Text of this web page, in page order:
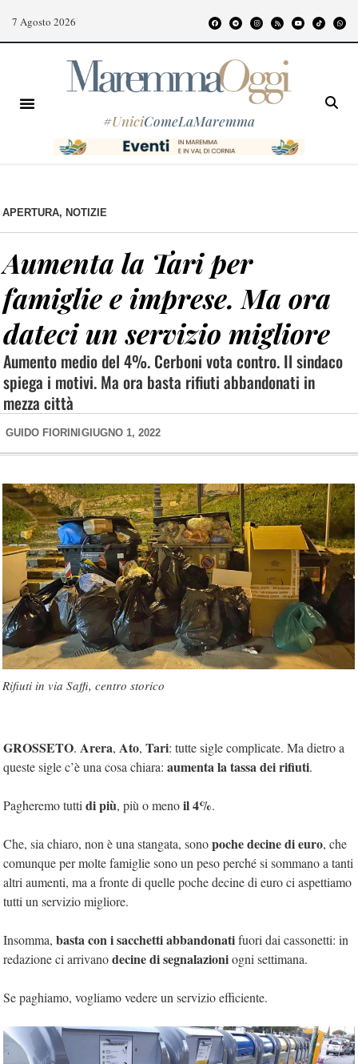
7 Agosto 2026
#UniciComeLaMaremma
APERTURA, NOTIZIE
Aumenta la Tari per
famiglie e imprese. Ma ora
dateci un servizio migliore
Aumento medio del 4%. Cerboni vota contro. Il sindaco
spiega i motivi. Ma ora basta rifiuti abbandonati in
mezza città
GUIDO FIORINI GIUGNO 1, 2022
Rifiuti in via Saffi, centro storico
GROSSETO. Arera, Ato, Tari: tutte sigle complicate. Ma dietro a
queste sigle c’è una cosa chiara: aumenta la tassa dei rifiuti.
Pagheremo tutti di più, più o menoil 4%.
Che, sia chiaro, non è una stangata, sonopoche decine di euro, che
comunque per molte famiglie sono un peso perché si sommano a tanti
altri aumenti, ma a fronte di quelle poche decine di euro ci aspettiamo
tutti un servizio migliore.
Insomma, basta con i sacchetti abbandonatifuori dai cassonetti: in
redazione ci arrivanodecine di segnalazioniogni settimana.
Se paghiamo, vogliamo vedere un servizio efficiente.